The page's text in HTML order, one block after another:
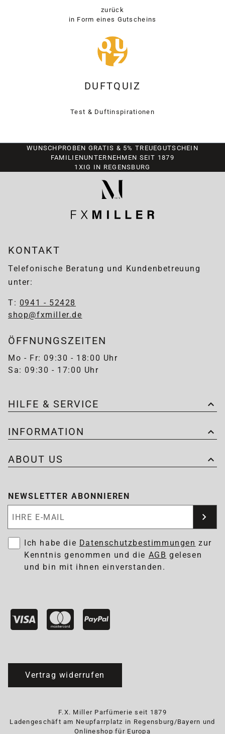
zurück
in Form eines Gutscheins
DUFTQUIZ
Test & Duftinspirationen
WUNSCHPROBEN GRATIS & 5% TREUEGUTSCHEIN
FAMILIENUNTERNEHMEN SEIT 1879
1XIG IN REGENSBURG
KONTAKT
Telefonische Beratung und Kundenbetreuung
unter:
T: 0941 - 52428
shop@fxmiller.de
ÖFFNUNGSZEITEN
Mo - Fr: 09:30 - 18:00 Uhr
Sa: 09:30 - 17:00 Uhr
HILFE & SERVICE
INFORMATION
ABOUT US
NEWSLETTER ABONNIEREN
Ich habe die Datenschutzbestimmungen zur
Kenntnis genommen und die AGB gelesen
und bin mit ihnen einverstanden.
Vertrag widerrufen
F.X. Miller Parfümerie seit 1879
Ladengeschäft am Neupfarrplatz in Regensburg/Bayern und
Onlineshop für Europa